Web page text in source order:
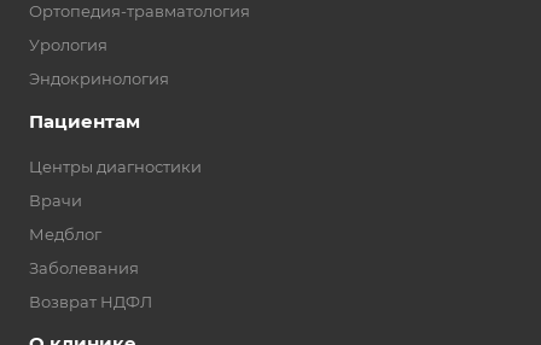
Ортопедия-травматология
Урология
Эндокринология
Пациентам
Центры диагностики
Врачи
Медблог
Заболевания
Возврат НДФЛ